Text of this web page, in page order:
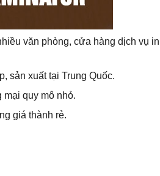
văn phòng, cửa hàng dịch vụ in
sản xuất tại Trung Quốc.
quy mô nhỏ.
giá thành rẻ.